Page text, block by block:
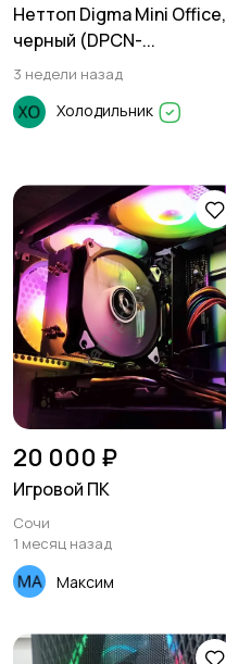
Неттоп Digma Mini Office,
черный (DPCN-...
3 недели назад
Холодильник
20 000 ₽
Игровой ПК
Сочи
1 месяц назад
Максим